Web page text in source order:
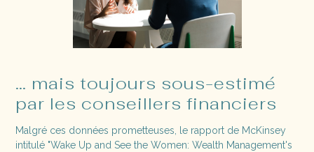
… mais toujours sous-estimé
par les conseillers financiers
Malgré ces données prometteuses, le rapport de McKinsey
intitulé "Wake Up and See the Women: Wealth Management's